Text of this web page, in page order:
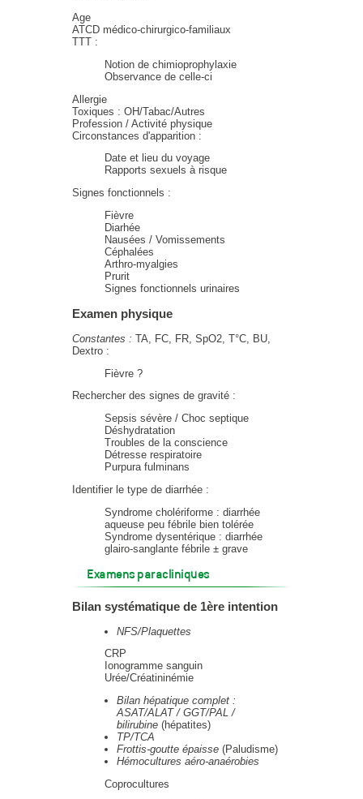
Age
ATCD médico-chirurgico-familiaux
TTT :
Notion de chimioprophylaxie
Observance de celle-ci
Allergie
Toxiques : OH/Tabac/Autres
Profession / Activité physique
Circonstances d'apparition :
Date et lieu du voyage
Rapports sexuels à risque
Signes fonctionnels :
Fièvre
Diarhée
Nausées / Vomissements
Céphalées
Arthro-myalgies
Prurit
Signes fonctionnels urinaires
Examen physique
Constantes : TA, FC, FR, SpO2, T°C, BU,
Dextro :
Fièvre ?
Rechercher des signes de gravité :
Sepsis sévère / Choc septique
Déshydratation
Troubles de la conscience
Détresse respiratoire
Purpura fulminans
Identifier le type de diarrhée :
Syndrome cholériforme : diarrhée
aqueuse peu fébrile bien tolérée
Syndrome dysentérique : diarrhée
glairo-sanglante fébrile ± grave
Examens paracliniques
Bilan systématique de 1ère intention
NFS/Plaquettes
CRP
Ionogramme sanguin
Urée/Créatininémie
Bilan hépatique complet :
ASAT/ALAT / GGT/PAL /
bilirubine (hépatites)
TP/TCA
Frottis-goutte épaisse (Paludisme)
Hémocultures aéro-anaérobies
Coprocultures